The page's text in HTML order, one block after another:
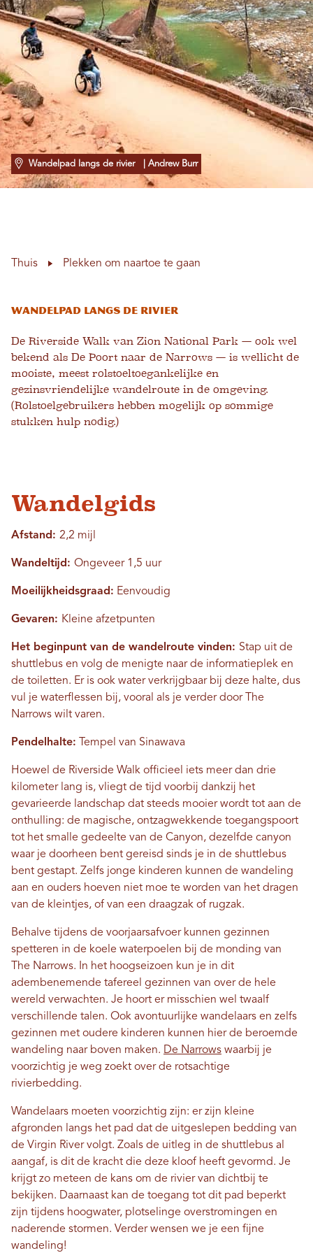
Wandelpad langs de rivier | Andrew Burr
Thuis Plekken om naartoe te gaan
Wandelpad langs de rivier
De Riverside Walk van Zion National Park — ook wel
bekend als De Poort naar de Narrows — is wellicht de
mooiste, meest rolstoeltoegankelijke en
gezinsvriendelijke wandelroute in de omgeving.
(Rolstoelgebruikers hebben mogelijk op sommige
stukken hulp nodig.)
Wandelgids
Afstand: 2,2 mijl
Wandeltijd: Ongeveer 1,5 uur
Moeilijkheidsgraad: Eenvoudig
Gevaren: Kleine afzetpunten
Het beginpunt van de wandelroute vinden: Stap uit de
shuttlebus en volg de menigte naar de informatieplek en
de toiletten. Er is ook water verkrijgbaar bij deze halte, dus
vul je waterflessen bij, vooral als je verder door The
Narrows wilt varen.
Pendelhalte: Tempel van Sinawava
Hoewel de Riverside Walk officieel iets meer dan drie
kilometer lang is, vliegt de tijd voorbij dankzij het
gevarieerde landschap dat steeds mooier wordt tot aan de
onthulling: de magische, ontzagwekkende toegangspoort
tot het smalle gedeelte van de Canyon, dezelfde canyon
waar je doorheen bent gereisd sinds je in de shuttlebus
bent gestapt. Zelfs jonge kinderen kunnen de wandeling
aan en ouders hoeven niet moe te worden van het dragen
van de kleintjes, of van een draagzak of rugzak.
Behalve tijdens de voorjaarsafvoer kunnen gezinnen
spetteren in de koele waterpoelen bij de monding van
The Narrows. In het hoogseizoen kun je in dit
adembenemende tafereel gezinnen van over de hele
wereld verwachten. Je hoort er misschien wel twaalf
verschillende talen. Ook avontuurlijke wandelaars en zelfs
gezinnen met oudere kinderen kunnen hier de beroemde
wandeling naar boven maken. De Narrows waarbij je
voorzichtig je weg zoekt over de rotsachtige
rivierbedding.
Wandelaars moeten voorzichtig zijn: er zijn kleine
afgronden langs het pad dat de uitgeslepen bedding van
de Virgin River volgt. Zoals de uitleg in de shuttlebus al
aangaf, is dit de kracht die deze kloof heeft gevormd. Je
krijgt zo meteen de kans om de rivier van dichtbij te
bekijken. Daarnaast kan de toegang tot dit pad beperkt
zijn tijdens hoogwater, plotselinge overstromingen en
naderende stormen. Verder wensen we je een fijne
wandeling!